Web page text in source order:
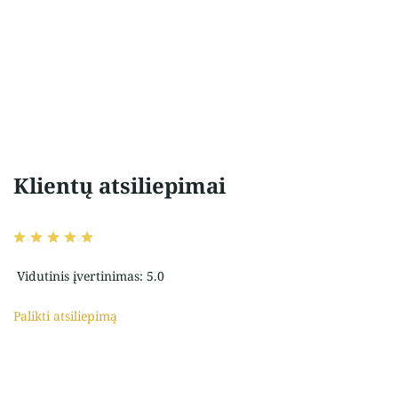
Klientų atsiliepimai
Vidutinis įvertinimas: 5.0
Palikti atsiliepimą